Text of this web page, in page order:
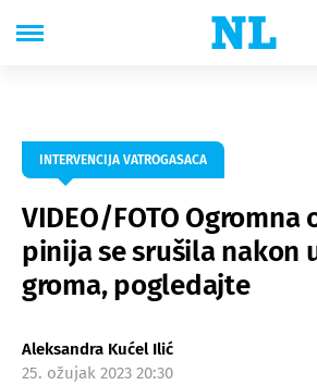
INTERVENCIJA VATROGASACA
VIDEO/FOTO Ogromna
pinija se srušila nakon
groma, pogledajte
Aleksandra Kućel Ilić
25. ožujak 2023 20:30